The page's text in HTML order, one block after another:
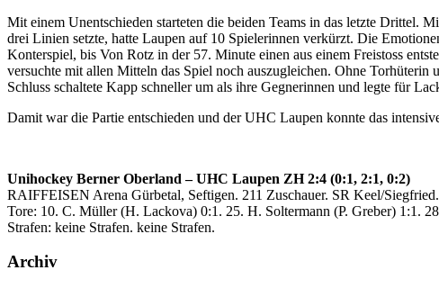
Mit einem Unentschieden starteten die beiden Teams in das letzte Drittel.
drei Linien setzte, hatte Laupen auf 10 Spielerinnen verkürzt. Die
Konterspiel, bis Von Rotz in der 57. Minute einen aus einem Freistoss
versuchte mit allen Mitteln das Spiel noch auszugleichen. Ohne
Schluss schaltete Kapp schneller um als ihre Gegnerinnen und legte für
Damit war die Partie entschieden und der UHC Laupen konnte das
Unihockey Berner Oberland – UHC Laupen ZH 2:4 (0:1, 2:1, 0:2)
RAIFFEISEN Arena Gürbetal, Seftigen. 211 Zuschauer. SR Keel/Siegfried.
Tore: 10. C. Müller (H. Lackova) 0:1. 25. H. Soltermann (P. Greber) 1:1.
Strafen: keine Strafen. keine Strafen.
Archiv